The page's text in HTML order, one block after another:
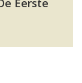
Eerste